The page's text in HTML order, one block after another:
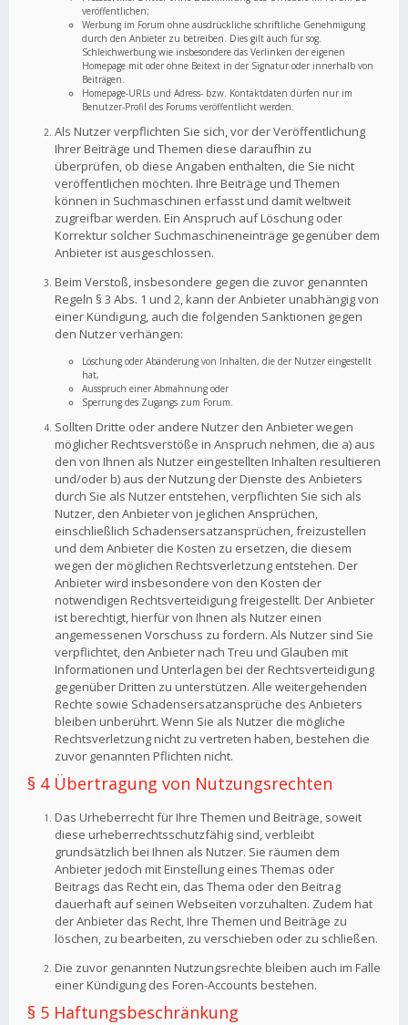
veröffentlichen;
Werbung im Forum ohne ausdrückliche schriftliche Genehmigung
durch den Anbieter zu betreiben. Dies gilt auch für sog.
Schleichwerbung wie insbesondere das Verlinken der eigenen
Homepage mit oder ohne Beitext in der Signatur oder innerhalb von
Beiträgen.
Homepage-URLs und Adress- bzw. Kontaktdaten dürfen nur im
Benutzer-Profil des Forums veröffentlicht werden.
Als Nutzer verpflichten Sie sich, vor der Veröffentlichung
Ihrer Beiträge und Themen diese daraufhin zu
überprüfen, ob diese Angaben enthalten, die Sie nicht
veröffentlichen möchten. Ihre Beiträge und Themen
können in Suchmaschinen erfasst und damit weltweit
zugreifbar werden. Ein Anspruch auf Löschung oder
Korrektur solcher Suchmaschineneinträge gegenüber dem
Anbieter ist ausgeschlossen.
Beim Verstoß, insbesondere gegen die zuvor genannten
Regeln § 3 Abs. 1 und 2, kann der Anbieter unabhängig von
einer Kündigung, auch die folgenden Sanktionen gegen
den Nutzer verhängen:
Löschung oder Abänderung von Inhalten, die der Nutzer eingestellt
hat,
Ausspruch einer Abmahnung oder
Sperrung des Zugangs zum Forum.
Sollten Dritte oder andere Nutzer den Anbieter wegen
möglicher Rechtsverstöße in Anspruch nehmen, die a) aus
den von Ihnen als Nutzer eingestellten Inhalten resultieren
und/oder b) aus der Nutzung der Dienste des Anbieters
durch Sie als Nutzer entstehen, verpflichten Sie sich als
Nutzer, den Anbieter von jeglichen Ansprüchen,
einschließlich Schadensersatzansprüchen, freizustellen
und dem Anbieter die Kosten zu ersetzen, die diesem
wegen der möglichen Rechtsverletzung entstehen. Der
Anbieter wird insbesondere von den Kosten der
notwendigen Rechtsverteidigung freigestellt. Der Anbieter
ist berechtigt, hierfür von Ihnen als Nutzer einen
angemessenen Vorschuss zu fordern. Als Nutzer sind Sie
verpflichtet, den Anbieter nach Treu und Glauben mit
Informationen und Unterlagen bei der Rechtsverteidigung
gegenüber Dritten zu unterstützen. Alle weitergehenden
Rechte sowie Schadensersatzansprüche des Anbieters
bleiben unberührt. Wenn Sie als Nutzer die mögliche
Rechtsverletzung nicht zu vertreten haben, bestehen die
zuvor genannten Pflichten nicht.
§ 4 Übertragung von Nutzungsrechten
Das Urheberrecht für Ihre Themen und Beiträge, soweit
diese urheberrechtsschutzfähig sind, verbleibt
grundsätzlich bei Ihnen als Nutzer. Sie räumen dem
Anbieter jedoch mit Einstellung eines Themas oder
Beitrags das Recht ein, das Thema oder den Beitrag
dauerhaft auf seinen Webseiten vorzuhalten. Zudem hat
der Anbieter das Recht, Ihre Themen und Beiträge zu
löschen, zu bearbeiten, zu verschieben oder zu schließen.
Die zuvor genannten Nutzungsrechte bleiben auch im Falle
einer Kündigung des Foren-Accounts bestehen.
§ 5 Haftungsbeschränkung